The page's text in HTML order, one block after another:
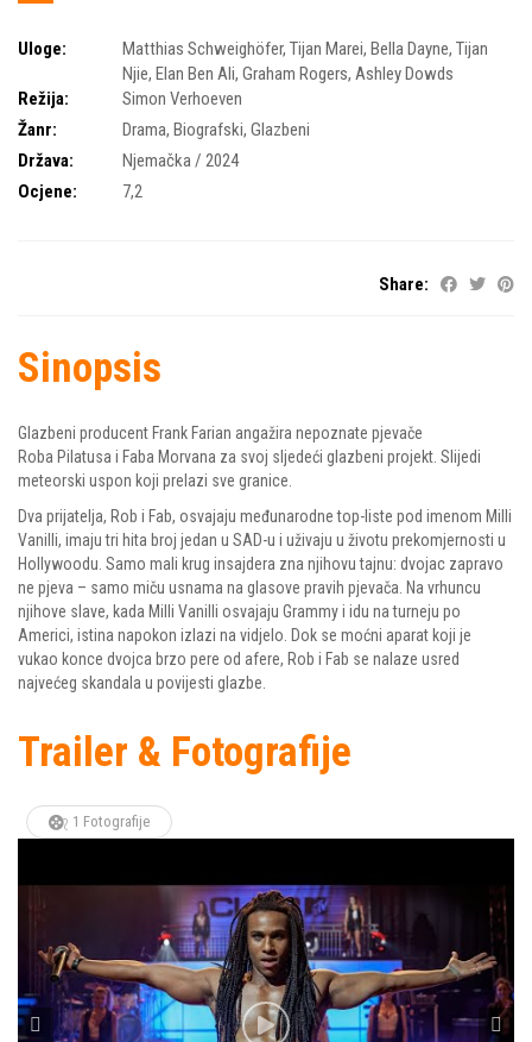
Uloge: Matthias Schweighöfer, Tijan Marei, Bella Dayne, Tijan
Njie, Elan Ben Ali, Graham Rogers, Ashley Dowds
Režija:
Simon Verhoeven
Žanr:
Drama, Biografski, Glazbeni
Država:
Njemačka / 2024
Ocjene:
7,2
Share:
Sinopsis
Glazbeni producent Frank Farian angažira nepoznate pjevače
Roba Pilatusa i Faba Morvana za svoj sljedeći glazbeni projekt. Slijedi
meteorski uspon koji prelazi sve granice.
Dva prijatelja, Rob i Fab, osvajaju međunarodne top-liste pod imenom Milli
Vanilli, imaju tri hita broj jedan u SAD-u i uživaju u životu prekomjernosti u
Hollywoodu. Samo mali krug insajdera zna njihovu tajnu: dvojac zapravo
ne pjeva – samo miču usnama na glasove pravih pjevača. Na vrhuncu
njihove slave, kada Milli Vanilli osvajaju Grammy i idu na turneju po
Americi, istina napokon izlazi na vidjelo. Dok se moćni aparat koji je
vukao konce dvojca brzo pere od afere, Rob i Fab se nalaze usred
najvećeg skandala u povijesti glazbe.
Trailer & Fotografije
1 Fotografije